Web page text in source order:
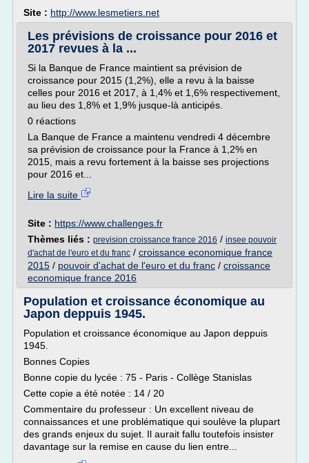
Site : http://www.lesmetiers.net
Les prévisions de croissance pour 2016 et
2017 revues à la ...
Si la Banque de France maintient sa prévision de
croissance pour 2015 (1,2%), elle a revu à la baisse
celles pour 2016 et 2017, à 1,4% et 1,6% respectivement,
au lieu des 1,8% et 1,9% jusque-là anticipés.
0 réactions
La Banque de France a maintenu vendredi 4 décembre
sa prévision de croissance pour la France à 1,2% en
2015, mais a revu fortement à la baisse ses projections
pour 2016 et...
Lire la suite
Site : https://www.challenges.fr
Thèmes liés : prevision croissance france 2016 / insee pouvoir
d'achat de l'euro et du franc / croissance economique france
2015 / pouvoir d'achat de l'euro et du franc / croissance
economique france 2016
Population et croissance économique au
Japon deppuis 1945.
Population et croissance économique au Japon deppuis
1945.
Bonnes Copies
Bonne copie du lycée : 75 - Paris - Collège Stanislas
Cette copie a été notée : 14 / 20
Commentaire du professeur : Un excellent niveau de
connaissances et une problématique qui soulève la plupart
des grands enjeux du sujet. Il aurait fallu toutefois insister
davantage sur la remise en cause du lien entre...